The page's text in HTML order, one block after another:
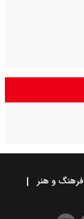
فرهنگ و هنر